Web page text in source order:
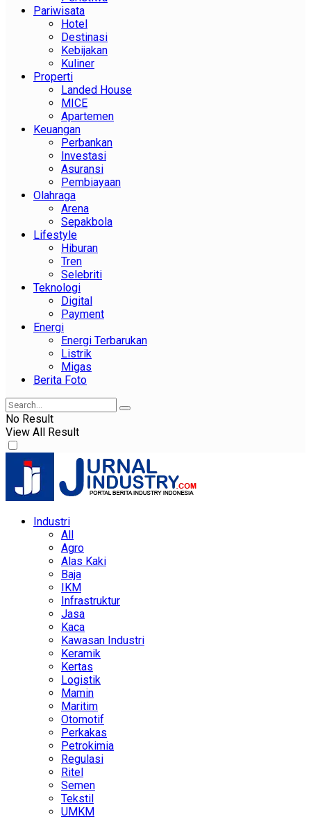
Pariwisata
Hotel
Destinasi
Kebijakan
Kuliner
Properti
Landed House
MICE
Apartemen
Keuangan
Perbankan
Investasi
Asuransi
Pembiayaan
Olahraga
Arena
Sepakbola
Lifestyle
Hiburan
Tren
Selebriti
Teknologi
Digital
Payment
Energi
Energi Terbarukan
Listrik
Migas
Berita Foto
No Result
View All Result
Industri
All
Agro
Alas Kaki
Baja
IKM
Infrastruktur
Jasa
Kaca
Kawasan Industri
Keramik
Kertas
Logistik
Mamin
Maritim
Otomotif
Perkakas
Petrokimia
Regulasi
Ritel
Semen
Tekstil
UMKM